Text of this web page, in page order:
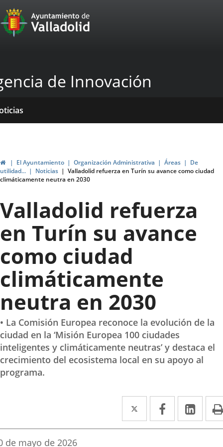
Portal
Web
Ayuntamiento
de
Valladolid
de Innovación
InicioEl Ayuntamiento Organización Administrativa Áreas
De
utilidad...
Noticias
Valladolid refuerza en Turín su avance como ciudad
climáticamente neutra en 2030
Valladolid refuerza
en Turín su avance
como ciudad
climáticamente
neutra en 2030
• La Comisión Europea reconoce la evolución de la
ciudad en la ‘Misión Europea 100 ciudades
inteligentes y climáticamente neutras’ y destaca el
crecimiento del ecosistema local en su apoyo al
programa.
Twitter
Enlace
a
Facebook
Enlace
a
a
de mayo de 2026